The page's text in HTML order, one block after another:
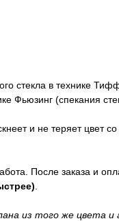
стекла в технике
Фьюзинг (спекания
и не теряет цвет
После заказа и
из того же цвета и